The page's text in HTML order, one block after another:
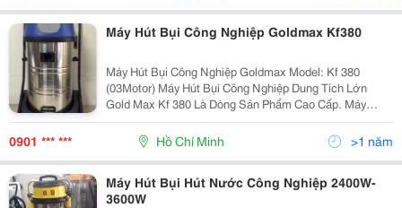
Máy Hút Bụi Công Nghiệp Goldmax Kf380
Máy Hút Bụi Công Nghiệp Goldmax Model: Kf 380
(03Motor) Máy Hút Bụi Công Nghiệp Dung Tích Lớn
Gold Max Kf 380 Là Dòng Sản Phẩm Cao Cấp. Máy
Được Thiết Kế Chắc Chắn, Vận Hành Trong Thời Gian
Dài, Chuyên Xuất Khẩu Cho Thị Trường Châu Ẩu Vả Mỹ.
0901 *** *** Hồ Chí Minh >1 năm
Máy Hút Bụi Hút Nước Công Nghiệp 2400W-
3600W